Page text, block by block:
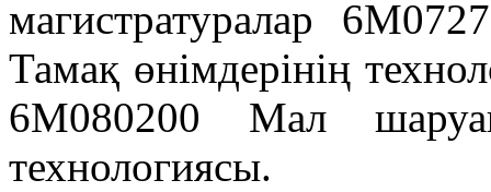
магистратуралар
Тамақ өнімдерінің
6М080200 Мал
технологиясы.